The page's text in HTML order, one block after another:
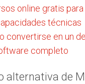
online gratis
técnicas
convertirse en un
completo
alternativa de